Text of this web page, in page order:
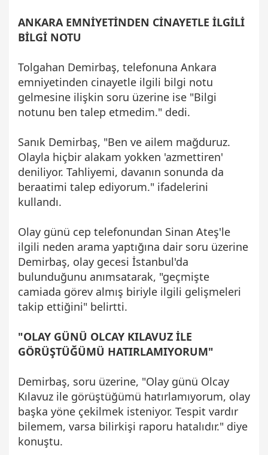
ANKARA EMNİYETİNDEN CİNAYETLE İLGİLİ
BİLGİ NOTU
Tolgahan Demirbaş, telefonuna Ankara
emniyetinden cinayetle ilgili bilgi notu
gelmesine ilişkin soru üzerine ise "Bilgi
notunu ben talep etmedim." dedi.
Sanık Demirbaş, "Ben ve ailem mağduruz.
Olayla hiçbir alakam yokken 'azmettiren'
deniliyor. Tahliyemi, davanın sonunda da
beraatimi talep ediyorum." ifadelerini
kullandı.
Olay günü cep telefonundan Sinan Ateş'le
ilgili neden arama yaptığına dair soru üzerine
Demirbaş, olay gecesi İstanbul'da
bulunduğunu anımsatarak, "geçmişte
camiada görev almış biriyle ilgili gelişmeleri
takip ettiğini" belirtti.
"OLAY GÜNÜ OLCAY KILAVUZ İLE
GÖRÜŞTÜĞÜMÜ HATIRLAMIYORUM"
Demirbaş, soru üzerine, "Olay günü Olcay
Kılavuz ile görüştüğümü hatırlamıyorum, olay
başka yöne çekilmek isteniyor. Tespit vardır
bilemem, varsa bilirkişi raporu hatalıdır." diye
konuştu.